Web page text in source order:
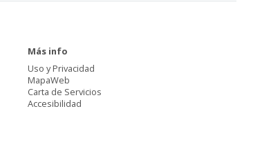
Más info
Uso y Privacidad
MapaWeb
Carta de Servicios
Accesibilidad